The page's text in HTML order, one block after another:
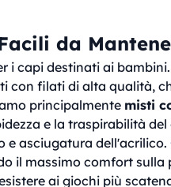
da
i capi destinati ai
con filati di alta qualità,
principalmente misti
e la traspirabilità
asciugatura
il massimo comfort sulla
ai giochi più